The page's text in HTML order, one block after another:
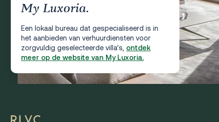
My Luxoria.
Een lokaal bureau dat gespecialiseerd is in
het aanbieden van verhuurdiensten voor
zorgvuldig geselecteerde villa’s, ontdek
meer op de website van My Luxoria.